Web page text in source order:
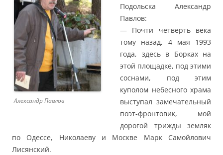
Александр Павлов
Подольска Александр
Павлов:
— Почти четверть века
тому назад, 4 мая 1993
года, здесь в Борках на
этой площадке, под этими
соснами, под этим
куполом небесного храма
выступал замечательный
поэт-фронтовик, мой
дорогой трижды земляк
по Одессе, Николаеву и Москве Марк Самойлович
Лисянский.